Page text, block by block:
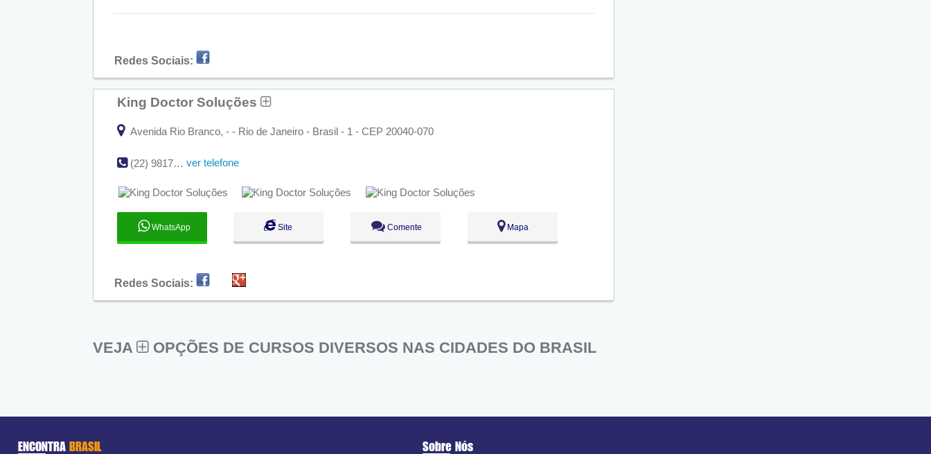
Redes Sociais:
King Doctor Soluções
Avenida Rio Branco, - - Rio de Janeiro - Brasil - 1 - CEP 20040-070
(22) 98174-2539 | (22) 98122-3646 ver telefone
WhatsApp Site Comente Mapa
Redes Sociais:
VEJA OPÇÕES DE CURSOS DIVERSOS NAS CIDADES DO BRASIL
ENCONTRA BRASIL Sobre Nós